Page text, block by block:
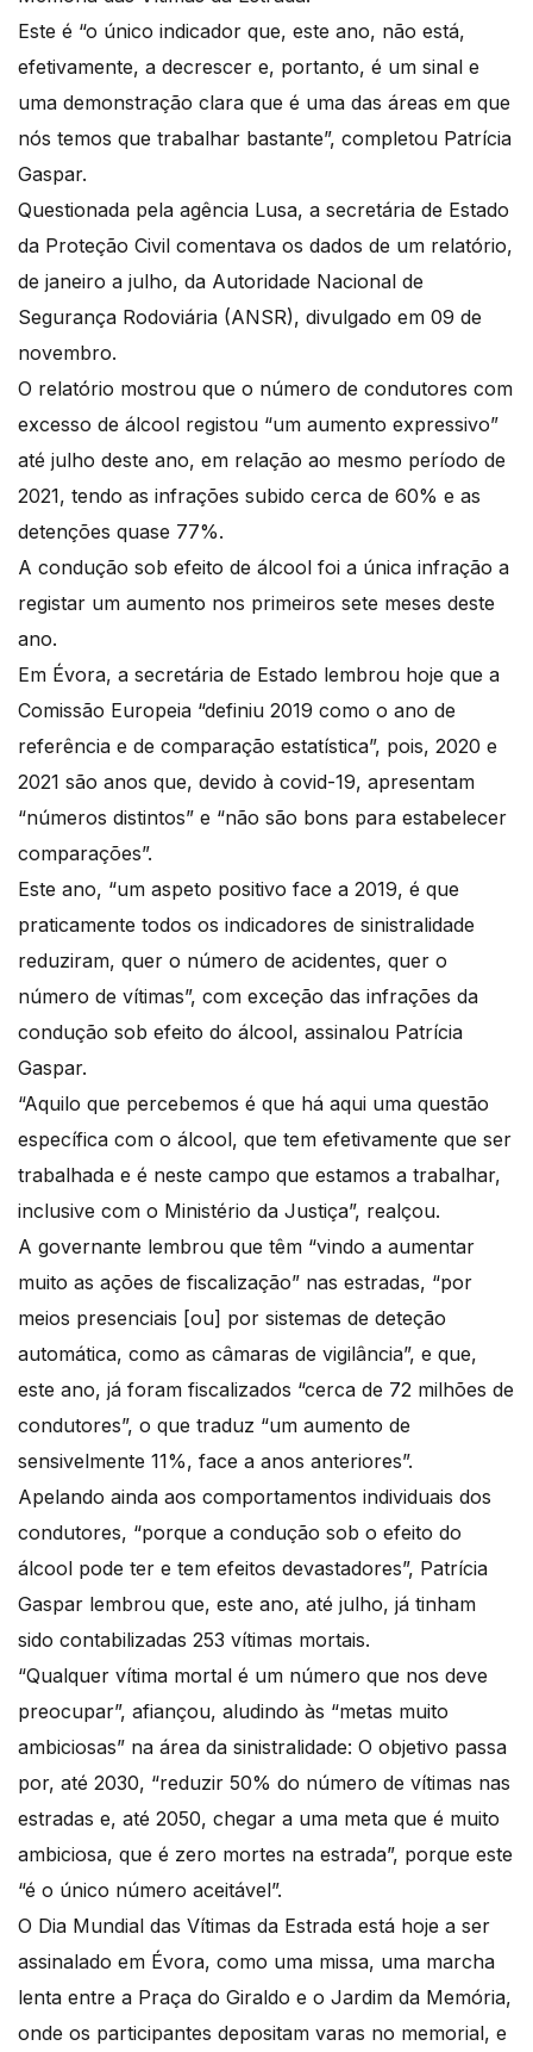
Este é “o único indicador que, este ano, não está,
efetivamente, a decrescer e, portanto, é um sinal e
uma demonstração clara que é uma das áreas em que
nós temos que trabalhar bastante”, completou Patrícia
Gaspar.
Questionada pela agência Lusa, a secretária de Estado
da Proteção Civil comentava os dados de um relatório,
de janeiro a julho, da Autoridade Nacional de
Segurança Rodoviária (ANSR), divulgado em 09 de
novembro.
O relatório mostrou que o número de condutores com
excesso de álcool registou “um aumento expressivo”
até julho deste ano, em relação ao mesmo período de
2021, tendo as infrações subido cerca de 60% e as
detenções quase 77%.
A condução sob efeito de álcool foi a única infração a
registar um aumento nos primeiros sete meses deste
ano.
Em Évora, a secretária de Estado lembrou hoje que a
Comissão Europeia “definiu 2019 como o ano de
referência e de comparação estatística”, pois, 2020 e
2021 são anos que, devido à covid-19, apresentam
“números distintos” e “não são bons para estabelecer
comparações”.
Este ano, “um aspeto positivo face a 2019, é que
praticamente todos os indicadores de sinistralidade
reduziram, quer o número de acidentes, quer o
número de vítimas”, com exceção das infrações da
condução sob efeito do álcool, assinalou Patrícia
Gaspar.
“Aquilo que percebemos é que há aqui uma questão
específica com o álcool, que tem efetivamente que ser
trabalhada e é neste campo que estamos a trabalhar,
inclusive com o Ministério da Justiça”, realçou.
A governante lembrou que têm “vindo a aumentar
muito as ações de fiscalização” nas estradas, “por
meios presenciais [ou] por sistemas de deteção
automática, como as câmaras de vigilância”, e que,
este ano, já foram fiscalizados “cerca de 72 milhões de
condutores”, o que traduz “um aumento de
sensivelmente 11%, face a anos anteriores”.
Apelando ainda aos comportamentos individuais dos
condutores, “porque a condução sob o efeito do
álcool pode ter e tem efeitos devastadores”, Patrícia
Gaspar lembrou que, este ano, até julho, já tinham
sido contabilizadas 253 vítimas mortais.
“Qualquer vítima mortal é um número que nos deve
preocupar”, afiançou, aludindo às “metas muito
ambiciosas” na área da sinistralidade: O objetivo passa
por, até 2030, “reduzir 50% do número de vítimas nas
estradas e, até 2050, chegar a uma meta que é muito
ambiciosa, que é zero mortes na estrada”, porque este
“é o único número aceitável”.
O Dia Mundial das Vítimas da Estrada está hoje a ser
assinalado em Évora, como uma missa, uma marcha
lenta entre a Praça do Giraldo e o Jardim da Memória,
onde os participantes depositam varas no memorial, e